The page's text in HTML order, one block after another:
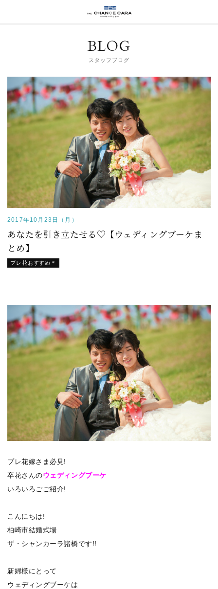
BLOG
スタッフブログ
2017年10月23日（月）
あなたを引き立たせる♡【ウェディングブーケま
とめ】
プレ花おすすめ＊
プレ花嫁さま必見!
卒花さんのウェディングブーケ
いろいろごご紹介!
こんにちは!
柏崎市結婚式場
ザ・シャンカーラ諸橋です!!
新婦様にとって
ウェディングブーケは